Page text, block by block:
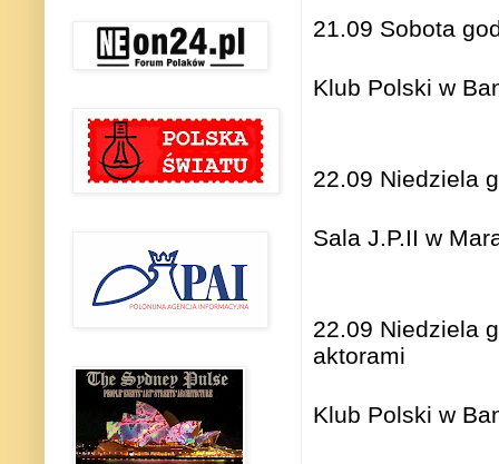
21.09 Sobota
Klub Polski w
22.09 Niedziela
Sala J.P.II w
22.09 Niedziela
aktorami
Klub Polski w